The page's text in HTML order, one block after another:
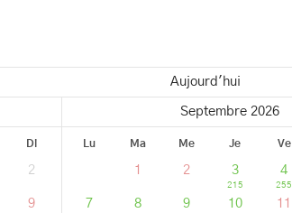
Aujourd'hui
Di
2
9
Septembre 2026
Lu Ma Me Je Ve
1 2 3
215
4
255
7 8 9 10 11